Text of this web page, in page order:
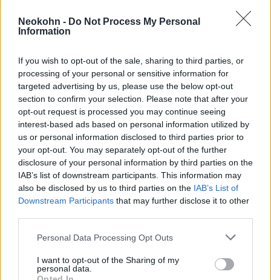
Neokohn - Do Not Process My Personal
Information
If you wish to opt-out of the sale, sharing to third parties, or
processing of your personal or sensitive information for
targeted advertising by us, please use the below opt-out
section to confirm your selection. Please note that after your
opt-out request is processed you may continue seeing
interest-based ads based on personal information utilized by
us or personal information disclosed to third parties prior to
your opt-out. You may separately opt-out of the further
disclosure of your personal information by third parties on the
IAB’s list of downstream participants. This information may
also be disclosed by us to third parties on the IAB’s List of
Downstream Participants that may further disclose it to other
Please note that this website/app uses one or more Google
not limited to your visit or usage behaviour. You may click to
grant or deny consent to Google and its third-party tags to
Personal Data Processing Opt Outs
I want to opt-out of the Sharing of my
personal data.
Ez egy kétélű kard, és azok, akik
eddig nem értették meg, jobb, ha
elkezdik megérteni.
Ha egyszer precedenst teremtesz, holnap
lehet, hogy te leszel az áldozata. Az EU
korlátozott demokrácia? Voltam nagykövet
az EU-ban, és nem hiszem, hogy a büntetés a
helyes magatartás. Az EU a legjobb dolog,
ami a második világháború óta történt
Európával.